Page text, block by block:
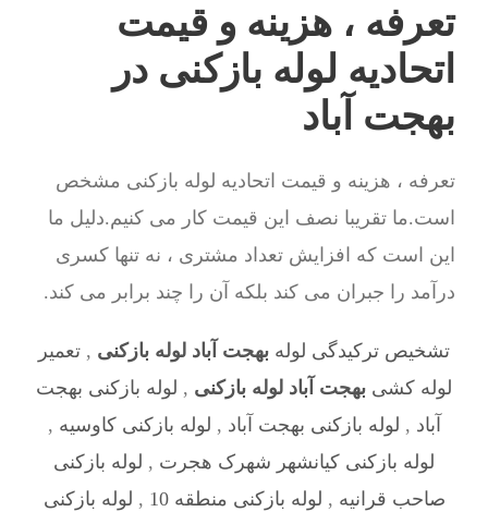
تعرفه ، هزینه و قیمت
اتحادیه لوله بازکنی در
بهجت آباد
تعرفه ، هزینه و قیمت اتحادیه لوله بازکنی مشخص
است.ما تقریبا نصف این قیمت کار می کنیم.دلیل ما
این است که افزایش تعداد مشتری ، نه تنها کسری
درآمد را جبران می کند بلکه آن را چند برابر می کند.
تشخیص ترکیدگی لوله بهجت آباد لوله بازکنی , تعمیر
لوله کشی بهجت آباد لوله بازکنی , لوله بازکنی بهجت
آباد , لوله بازکنی بهجت آباد , لوله بازکنی کاوسیه ,
لوله بازکنی کیانشهر شهرک هجرت , لوله بازکنی
صاحب‌ قرانیه , لوله بازکنی منطقه 10 , لوله بازکنی